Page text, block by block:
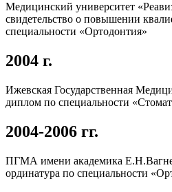
Медицинский университет
свидетельство о повышении
специальности «Ортодонтия»
2004 г.
Ижевская Государственная
диплом по специальности
2004-2006 гг.
ПГМА имени академика
ординатура по специальности